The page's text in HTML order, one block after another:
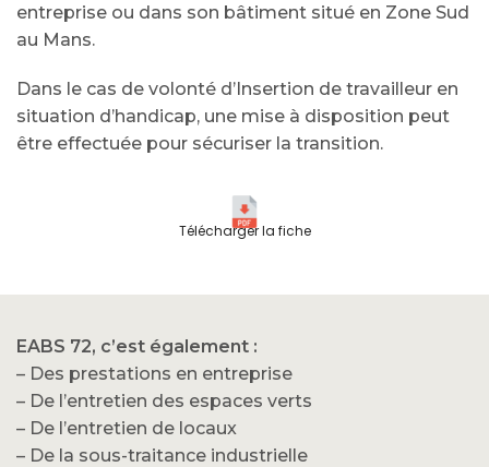
entreprise ou dans son bâtiment situé en Zone Sud
au Mans.
Dans le cas de volonté d’Insertion de travailleur en
situation d’handicap, une mise à disposition peut
être effectuée pour sécuriser la transition.
Télécharger la fiche
EABS 72, c’est également :
– Des prestations en entreprise
– De l’entretien des espaces verts
– De l’entretien de locaux
– De la sous-traitance industrielle